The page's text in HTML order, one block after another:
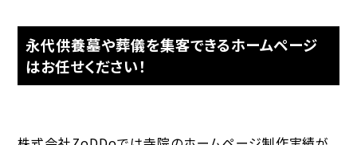
永代供養墓や葬儀を集客できるホームページ
はお任せください！